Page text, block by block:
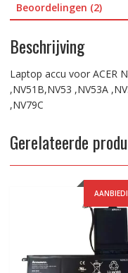
Beoordelingen (2)
Beschrijving
Laptop accu voor ACER
,NV51B,NV53 ,NV53A
,NV79C
Gerelateerde